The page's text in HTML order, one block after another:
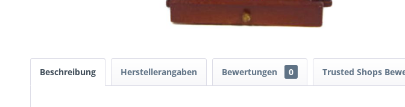
Beschreibung Herstellerangaben Bewertungen 0 Trusted Shops